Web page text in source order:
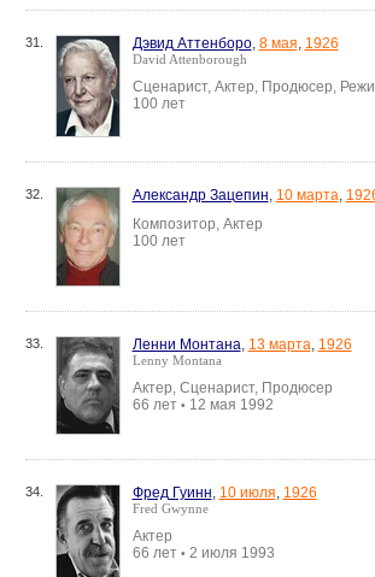
31. Дэвид Аттенборо, 8 мая, 1926
David Attenborough
Сценарист, Актер, Продюсер,
100 лет
32. Александр Зацепин, 10 марта,
Композитор, Актер
100 лет
33. Ленни Монтана, 13 марта, 1926
Lenny Montana
Актер, Сценарист, Продюсер
66 лет • 12 мая 1992
34. Фред Гуинн, 10 июля, 1926
Fred Gwynne
Актер
66 лет • 2 июля 1993